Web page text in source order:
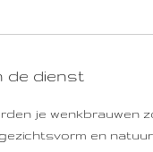
de dienst
je wenkbrauwen
en